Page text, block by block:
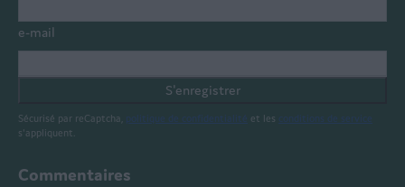
e-mail
S'enregistrer
Sécurisé par reCaptcha, politique de confidentialité et les conditions de service
s'appliquent.
Commentaires